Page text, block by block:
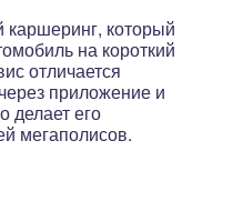
который
на короткий
отличается
приложение и
делает его
мегаполисов.